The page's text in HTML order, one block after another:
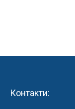
Контакти: